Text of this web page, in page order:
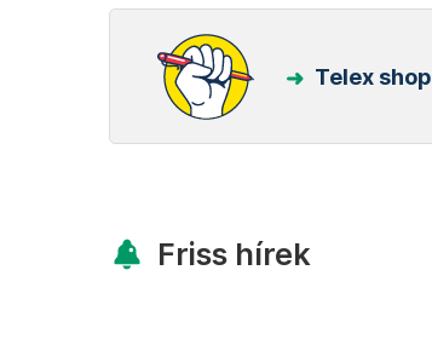
Telex shop
Friss hírek